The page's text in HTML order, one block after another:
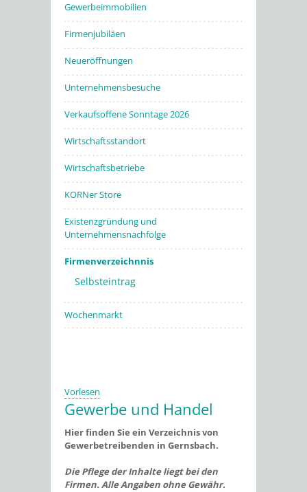
Gewerbeimmobilien
Firmenjubiläen
Neueröffnungen
Unternehmensbesuche
Verkaufsoffene Sonntage 2026
Wirtschaftsstandort
Wirtschaftsbetriebe
KORNer Store
Existenzgründung und
Unternehmensnachfolge
Firmenverzeichnnis
Selbsteintrag
Wochenmarkt
Vorlesen
Gewerbe und Handel
Hier finden Sie ein Verzeichnis von
Gewerbetreibenden in Gernsbach.
Die Pflege der Inhalte liegt bei den
Firmen. Alle Angaben ohne Gewähr.